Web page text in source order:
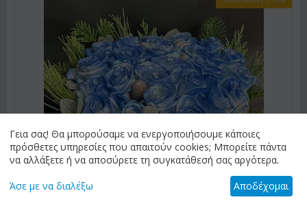
Γεια σας! Θα μπορούσαμε να ενεργοποιήσουμε κάποιες
πρόσθετες υπηρεσίες που απαιτούν cookies; Μπορείτε πάντα
να αλλάξετε ή να αποσύρετε τη συγκατάθεσή σας αργότερα.
Άσε με να διαλέξω Αποδέχομαι